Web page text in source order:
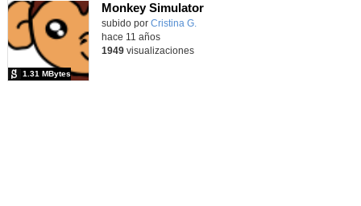
Monkey Simulator
subido por Cristina G.
1.31 MBytes
hace 11 años
1949visualizaciones